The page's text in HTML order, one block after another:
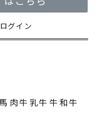
ログイン
肉牛 乳牛 牛 和牛